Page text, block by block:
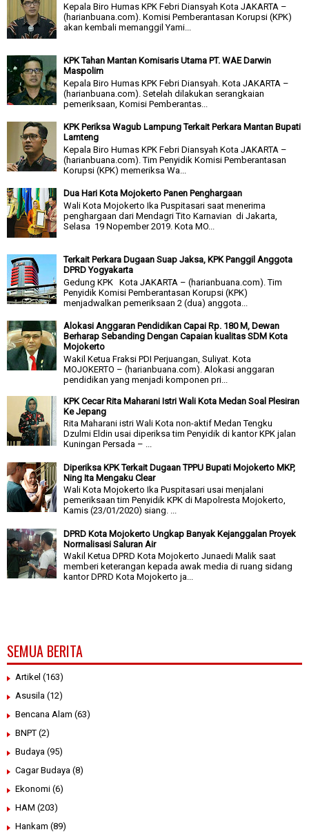
Kepala Biro Humas KPK Febri Diansyah Kota JAKARTA –
(harianbuana.com). Komisi Pemberantasan Korupsi (KPK)
akan kembali memanggil Yami...
KPK Tahan Mantan Komisaris Utama PT. WAE Darwin
Maspolim
Kepala Biro Humas KPK Febri Diansyah. Kota JAKARTA –
(harianbuana.com). Setelah dilakukan serangkaian
pemeriksaan, Komisi Pemberantas...
KPK Periksa Wagub Lampung Terkait Perkara Mantan Bupati
Lamteng
Kepala Biro Humas KPK Febri Diansyah Kota JAKARTA –
(harianbuana.com). Tim Penyidik Komisi Pemberantasan
Korupsi (KPK) memeriksa Wa...
Dua Hari Kota Mojokerto Panen Penghargaan
Wali Kota Mojokerto Ika Puspitasari saat menerima
penghargaan dari Mendagri Tito Karnavian di Jakarta,
Selasa 19 Nopember 2019. Kota MO...
Terkait Perkara Dugaan Suap Jaksa, KPK Panggil Anggota
DPRD Yogyakarta
Gedung KPK Kota JAKARTA – (harianbuana.com). Tim
Penyidik Komisi Pemberantasan Korupsi (KPK)
menjadwalkan pemeriksaan 2 (dua) anggota...
Alokasi Anggaran Pendidikan Capai Rp. 180 M, Dewan
Berharap Sebanding Dengan Capaian kualitas SDM Kota
Mojokerto
Wakil Ketua Fraksi PDI Perjuangan, Suliyat. Kota
MOJOKERTO – (harianbuana.com). Alokasi anggaran
pendidikan yang menjadi komponen pri...
KPK Cecar Rita Maharani Istri Wali Kota Medan Soal Plesiran
Ke Jepang
Rita Maharani istri Wali Kota non-aktif Medan Tengku
Dzulmi Eldin usai diperiksa tim Penyidik di kantor KPK jalan
Kuningan Persada – ...
Diperiksa KPK Terkait Dugaan TPPU Bupati Mojokerto MKP,
Ning Ita Mengaku Clear
Wali Kota Mojokerto Ika Puspitasari usai menjalani
pemeriksaan tim Penyidik KPK di Mapolresta Mojokerto,
Kamis (23/01/2020) siang. ...
DPRD Kota Mojokerto Ungkap Banyak Kejanggalan Proyek
Normalisasi Saluran Air
Wakil Ketua DPRD Kota Mojokerto Junaedi Malik saat
memberi keterangan kepada awak media di ruang sidang
kantor DPRD Kota Mojokerto ja...
SEMUA BERITA
Artikel (163)
Asusila (12)
Bencana Alam (63)
BNPT (2)
Budaya (95)
Cagar Budaya (8)
Ekonomi (6)
HAM (203)
Hankam (89)